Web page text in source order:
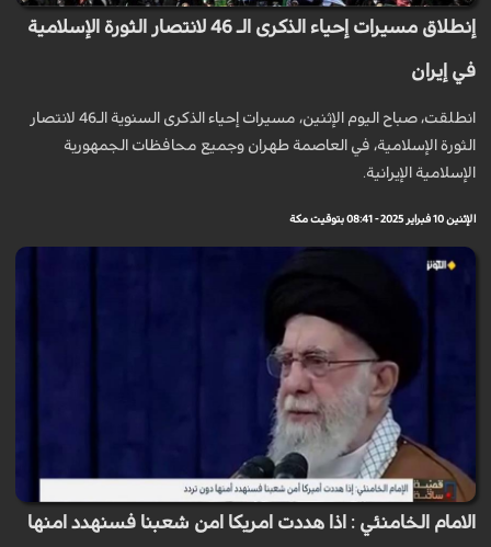
إنطلاق مسيرات إحياء الذكرى الـ 46 لانتصار الثورة الإسلامية
في إيران
انطلقت، صباح اليوم الإثنين، مسيرات إحياء الذكرى السنوية الـ46 لانتصار
الثورة الإسلامية، في العاصمة طهران وجميع محافظات الجمهورية
الإسلامية الإيرانية.
الإثنين 10 فبراير 2025 - 08:41 بتوقيت مكة
الامام الخامنئي : اذا هددت امريكا امن شعبنا فسنهدد امنها